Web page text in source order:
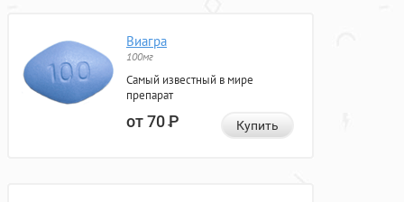
Виагра
100мг
Самый известный в мире
препарат
от 70Р Купить